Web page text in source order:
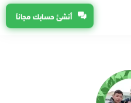
أنشئ حسابك مجاناً